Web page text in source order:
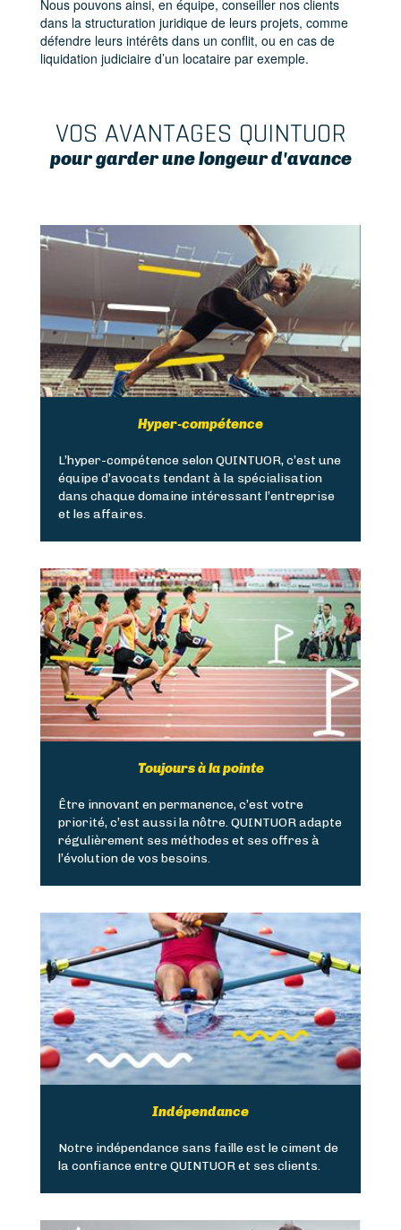
Nous pouvons ainsi, en équipe, conseiller nos clients
dans la structuration juridique de leurs projets, comme
défendre leurs intérêts dans un conflit, ou en cas de
liquidation judiciaire d’un locataire par exemple.
VOS AVANTAGES QUINTUOR
pour garder une longeur d'avance
Hyper-compétence
L’hyper-compétence selon QUINTUOR, c’est une
équipe d’avocats tendant à la spécialisation
dans chaque domaine intéressant l’entreprise
et les affaires.
Toujours à la pointe
Être innovant en permanence, c’est votre
priorité, c’est aussi la nôtre. QUINTUOR adapte
régulièrement ses méthodes et ses offres à
l’évolution de vos besoins.
Indépendance
Notre indépendance sans faille est le ciment de
la confiance entre QUINTUOR et ses clients.